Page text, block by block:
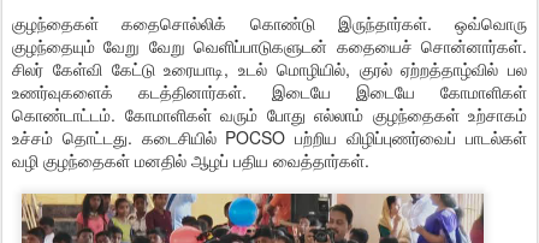
குழந்தைகள் கதைசொல்லிக் கொண்டு இருந்தார்கள். ஒவ்வொரு
குழந்தையும் வேறு வேறு வெளிப்பாடுகளுடன் கதையைச் சொன்னார்கள்.
சிலர் கேள்வி கேட்டு உரையாடி, உடல் மொழியில், குரல் ஏற்றத்தாழ்வில் பல
உணர்வுகளைக் கடத்தினார்கள். இடையே இடையே கோமாளிகள்
கொண்டாட்டம். கோமாளிகள் வரும் போது எல்லாம் குழந்தைகள் உற்சாகம்
உச்சம் தொட்டது. கடைசியில் POCSO பற்றிய விழிப்புணர்வைப் பாடல்கள்
வழி குழந்தைகள் மனதில் ஆழப் பதிய வைத்தார்கள்.